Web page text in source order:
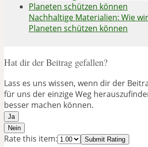
Nachhaltige Materialien: Wie
Planeten schützen können
Hat dir der Beitrag gefallen?
Lass es uns wissen, wenn dir der
für uns der einzige Weg
besser machen können.
Ja
Nein
Rate this item: Submit Rating